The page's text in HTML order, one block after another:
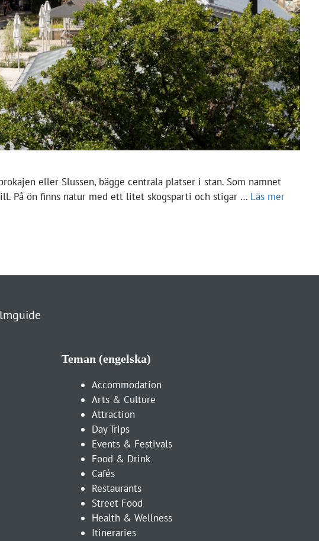
eller Slussen, bägge centrala platser i stan. Som namnet
På ön finns natur med ett litet skogsparti och stigar … Läs mer
Teman (engelska)
Accommodation
Arts & Culture
Attraction
Day Trips
Events & Festivals
Food & Drink
Cafés
Restaurants
Street Food
Health & Wellness
Itineraries